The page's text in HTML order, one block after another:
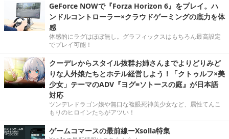
GeForce NOWで『Forza Horizon 6』をプレイ。ハ
ンドルコントローラー×クラウドゲーミングの底力を体
感
体感的にラグはほぼ無し。グラフィックスはもちろん最高設定
でプレイ可能！
クーデレからスタイル抜群お姉さんまでよりどりみど
りな人外娘たちとホテル経営しよう！「クトゥルフ×美
少女」テーマのADV『ヨグ=ソトースの庭』が日本語
対応
ツンデレドラゴン娘や無口な複眼死神美少女など、属性てんこ
もりのヒロインたちがアツい！
ゲームコマースの最前線ーXsolla特集